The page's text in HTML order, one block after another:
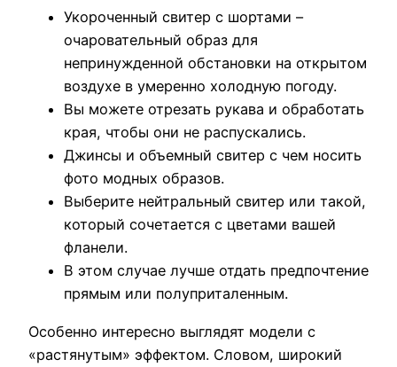
Укороченный свитер с шортами –
очаровательный образ для
непринужденной обстановки на открытом
воздухе в умеренно холодную погоду.
Вы можете отрезать рукава и обработать
края, чтобы они не распускались.
Джинсы и объемный свитер с чем носить
фото модных образов.
Выберите нейтральный свитер или такой,
который сочетается с цветами вашей
фланели.
В этом случае лучше отдать предпочтение
прямым или полуприталенным.
Особенно интересно выглядят модели с
«растянутым» эффектом. Словом, широкий